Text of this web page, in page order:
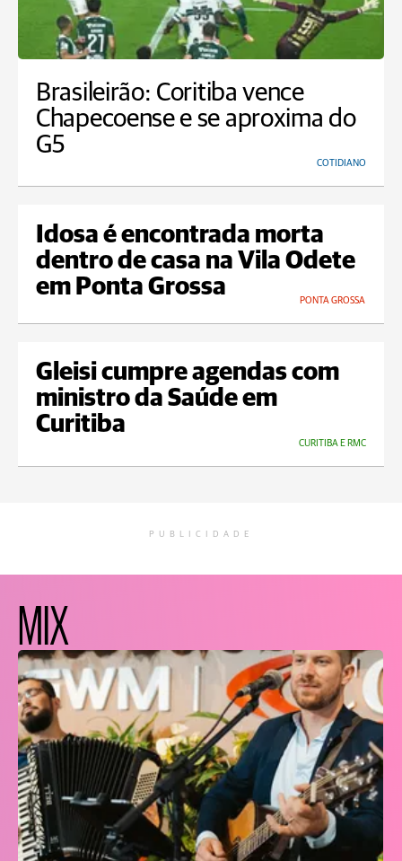
Brasileirão: Coritiba vence
Chapecoense e se aproxima do
G5
COTIDIANO
Idosa é encontrada morta
dentro de casa na Vila Odete
em Ponta Grossa
PONTA GROSSA
Gleisi cumpre agendas com
ministro da Saúde em
Curitiba
CURITIBA E RMC
PUBLICIDADE
MIX